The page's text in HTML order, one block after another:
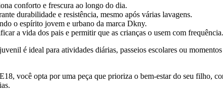
conforto e frescura ao longo do dia.
durabilidade e resistência, mesmo após várias lavagens.
o espírito jovem e urbano da marca Dkny.
a vida dos pais e permitir que as crianças o usem com frequência.
é ideal para atividades diárias, passeios escolares ou
você opta por uma peça que prioriza o bem-estar do seu filho,